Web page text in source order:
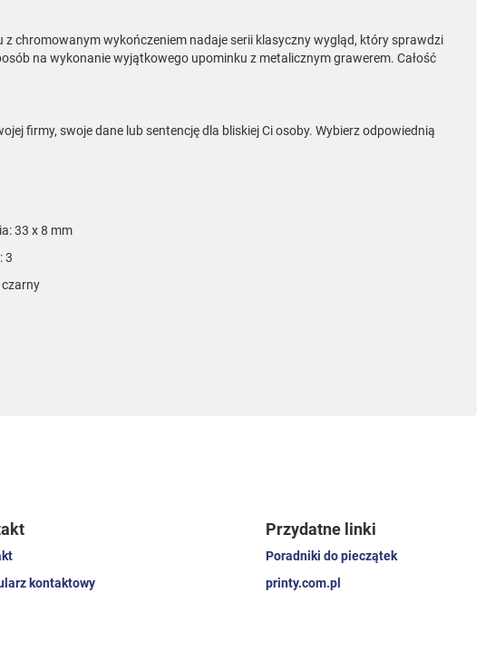
z chromowanym wykończeniem nadaje serii klasyczny wygląd, który sprawdzi
na wykonanie wyjątkowego upominku z metalicznym grawerem. Całość
firmy, swoje dane lub sentencję dla bliskiej Ci osoby. Wybierz odpowiednią
33 x 8 mm
3
kontaktowy
Przydatne linki
Poradniki do pieczątek
printy.com.pl